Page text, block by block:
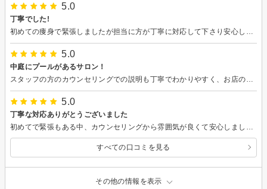
5.0
丁寧でした!
5.0
中庭にプールがあるサロン！
5.0
丁寧な対応ありがとうございました
すべての口コミを見る
その他の情報を表示